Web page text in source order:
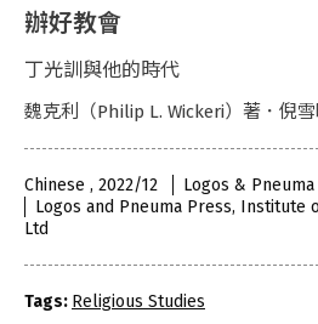
辦好教會
丁光訓與他的時代
魏克利（Philip L. Wickeri）著．倪
Chinese , 2022/12
Logos &
Logos and Pneuma Press, Institute
Ltd
Tags: Religious Studies